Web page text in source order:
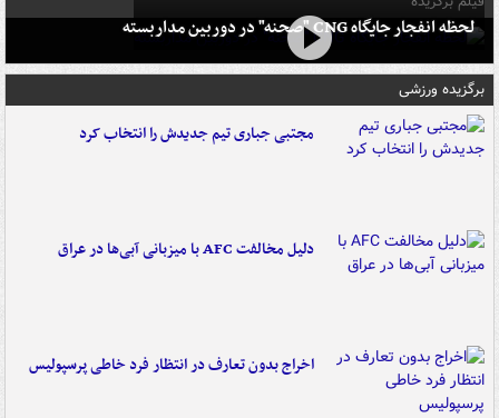
لحظه انفجار جایگاه CNG "صحنه" در دوربین مداربسته
برگزیده ورزشی
مجتبی جباری تیم جدیدش را انتخاب کرد
دلیل مخالفت AFC با میزبانی آبی‌ها در عراق
اخراج بدون تعارف در انتظار فرد خاطی پرسپولیس